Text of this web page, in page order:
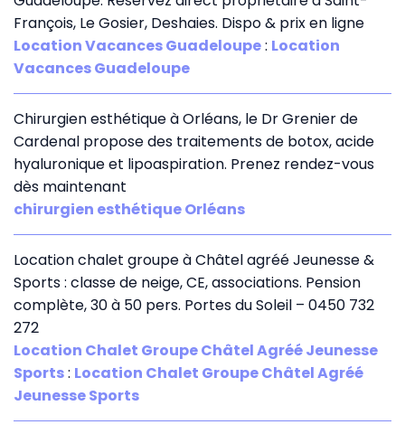
François, Le Gosier, Deshaies. Dispo & prix en ligne
Location Vacances Guadeloupe: Location
Vacances Guadeloupe
Chirurgien esthétique à Orléans, le Dr Grenier de
Cardenal propose des traitements de botox, acide
hyaluronique et lipoaspiration. Prenez rendez-vous
dès maintenant
chirurgien esthétique Orléans
Location chalet groupe à Châtel agréé Jeunesse &
Sports : classe de neige, CE, associations. Pension
complète, 30 à 50 pers. Portes du Soleil – 0450 732
272
Location Chalet Groupe Châtel Agréé Jeunesse
Sports: Location Chalet Groupe Châtel Agréé
Jeunesse Sports